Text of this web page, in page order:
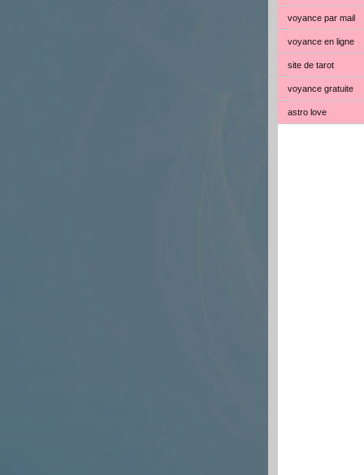
voyance par mail
voyance en ligne
site de tarot
voyance gratuite
astro love